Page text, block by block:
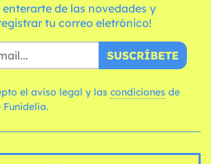
enterarte de las novedades y
tu correo eletrónico!
SUSCRÍBETE
el aviso legal y las condiciones